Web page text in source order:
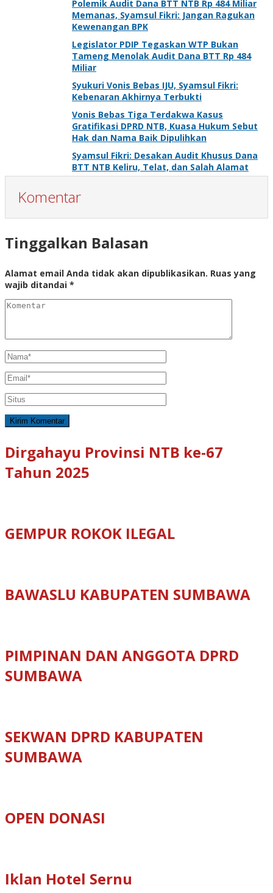
Polemik Audit Dana BTT NTB Rp 484 Miliar
Memanas, Syamsul Fikri: Jangan Ragukan
Kewenangan BPK
Legislator PDIP Tegaskan WTP Bukan
Tameng Menolak Audit Dana BTT Rp 484
Miliar
Syukuri Vonis Bebas IJU, Syamsul Fikri:
Kebenaran Akhirnya Terbukti
Vonis Bebas Tiga Terdakwa Kasus
Gratifikasi DPRD NTB, Kuasa Hukum Sebut
Hak dan Nama Baik Dipulihkan
Syamsul Fikri: Desakan Audit Khusus Dana
BTT NTB Keliru, Telat, dan Salah Alamat
Komentar
Tinggalkan Balasan
Alamat email Anda tidak akan dipublikasikan. Ruas yang
wajib ditandai *
Dirgahayu Provinsi NTB ke-67
Tahun 2025
GEMPUR ROKOK ILEGAL
BAWASLU KABUPATEN SUMBAWA
PIMPINAN DAN ANGGOTA DPRD
SUMBAWA
SEKWAN DPRD KABUPATEN
SUMBAWA
OPEN DONASI
Iklan Hotel Sernu